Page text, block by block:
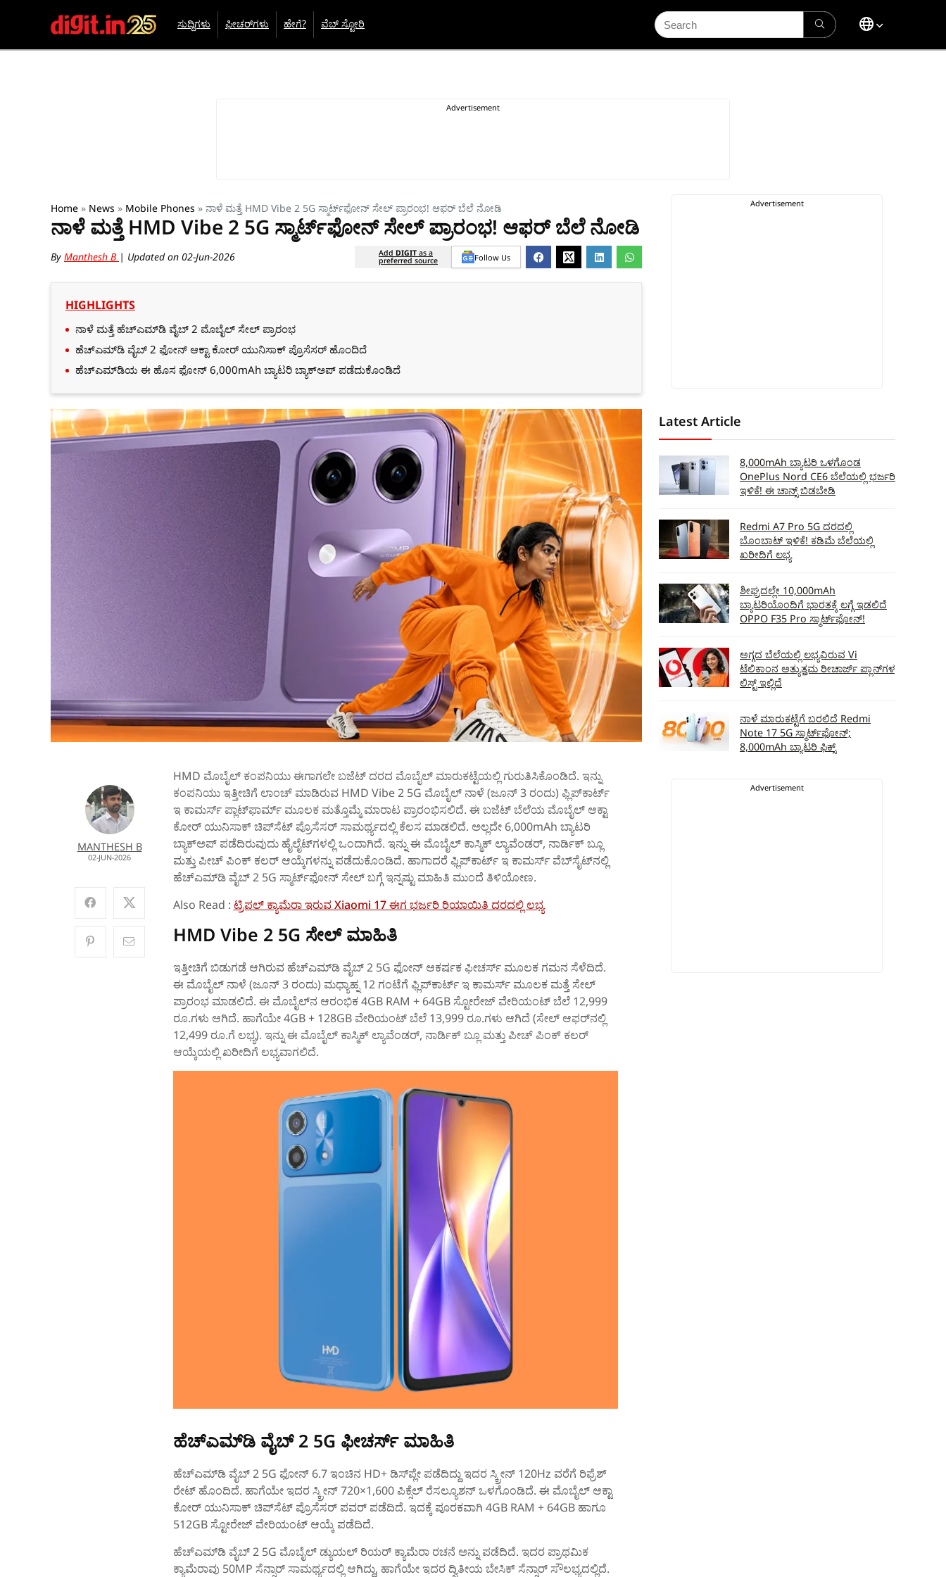
ಸುದ್ದಿಗಳು ಫೀಚರ್‌ಗಳು ಹೇಗೆ? ವೆಬ್ ಸ್ಟೋರಿ
Search
for:
Home » News » Mobile Phones » ನಾಳೆ ಮತ್ತೆ HMD Vibe 2 5G ಸ್ಮಾರ್ಟ್‌ಫೋನ್‌ ಸೇಲ್‌ ಪ್ರಾರಂಭ! ಆಫರ್‌ ಬೆಲೆ ನೋಡಿ
ನಾಳೆ ಮತ್ತೆ HMD Vibe 2 5G ಸ್ಮಾರ್ಟ್‌ಫೋನ್‌ ಸೇಲ್‌ ಪ್ರಾರಂಭ! ಆಫರ್‌ ಬೆಲೆ ನೋಡಿ
By Manthesh B | Updated on 02-Jun-2026 Add DIGIT as a
preferred source Follow Us
HIGHLIGHTS
ನಾಳೆ ಮತ್ತೆ ಹೆಚ್‌ಎಮ್‌ಡಿ ವೈಬ್‌ 2 ಮೊಬೈಲ್‌ ಸೇಲ್‌ ಪ್ರಾರಂಭ
ಹೆಚ್‌ಎಮ್‌ಡಿ ವೈಬ್‌ 2 ಫೋನ್‌ ಆಕ್ಟಾ ಕೋರ್ ಯುನಿಸಾಕ್ ಪ್ರೊಸೆಸರ್‌ ಹೊಂದಿದೆ
ಹೆಚ್‌ಎಮ್‌ಡಿಯ ಈ ಹೊಸ ಫೋನ್‌ 6,000mAh ಬ್ಯಾಟರಿ ಬ್ಯಾಕ್‌ಅಪ್‌ ಪಡೆದುಕೊಂಡಿದೆ
MANTHESH B
02-JUN-2026
HMD ಮೊಬೈಲ್‌ ಕಂಪನಿಯು ಈಗಾಗಲೇ ಬಜೆಟ್‌ ದರದ ಮೊಬೈಲ್‌ ಮಾರುಕಟ್ಟೆಯಲ್ಲಿ ಗುರುತಿಸಿಕೊಂಡಿದೆ. ಇನ್ನು
ಕಂಪನಿಯು ಇತ್ತೀಚಿಗೆ ಲಾಂಚ್ ಮಾಡಿರುವ HMD Vibe 2 5G ಮೊಬೈಲ್‌ ನಾಳೆ (ಜೂನ್‌ 3 ರಂದು) ಫ್ಲಿಪ್‌ಕಾರ್ಟ್‌
ಇ ಕಾಮರ್ಸ್‌ ಪ್ಲಾಟ್‌ಫಾರ್ಮ್‌ ಮೂಲಕ ಮತ್ತೊಮ್ಮೆ ಮಾರಾಟ ಪ್ರಾರಂಭಿಸಲಿದೆ. ಈ ಬಜೆಟ್‌ ಬೆಲೆಯ ಮೊಬೈಲ್‌ ಆಕ್ಟಾ
ಕೋರ್ ಯುನಿಸಾಕ್ ಚಿಪ್‌ಸೆಟ್ ಪ್ರೊಸೆಸರ್‌ ಸಾಮರ್ಥ್ಯದಲ್ಲಿ ಕೆಲಸ ಮಾಡಲಿದೆ. ಅಲ್ಲದೇ 6,000mAh ಬ್ಯಾಟರಿ
ಬ್ಯಾಕ್‌ಅಪ್‌ ಪಡೆದಿರುವುದು ಹೈಲೈಟ್‌ಗಳಲ್ಲಿ ಒಂದಾಗಿದೆ. ಇನ್ನು ಈ ಮೊಬೈಲ್‌ ಕಾಸ್ಮಿಕ್ ಲ್ಯಾವೆಂಡರ್, ನಾರ್ಡಿಕ್ ಬ್ಲೂ
ಮತ್ತು ಪೀಚ್ ಪಿಂಕ್ ಕಲರ್‌ ಆಯ್ಕೆಗಳನ್ನು ಪಡೆದುಕೊಂಡಿದೆ. ಹಾಗಾದರೆ ಫ್ಲಿಪ್‌ಕಾರ್ಟ್‌ ಇ ಕಾಮರ್ಸ್‌ ವೆಬ್‌ಸೈಟ್‌ನಲ್ಲಿ
ಹೆಚ್‌ಎಮ್‌ಡಿ ವೈಬ್‌ 2 5G ಸ್ಮಾರ್ಟ್‌ಫೋನ್‌ ಸೇಲ್‌ ಬಗ್ಗೆ ಇನ್ನಷ್ಟು ಮಾಹಿತಿ ಮುಂದೆ ತಿಳಿಯೋಣ.
Also Read : ಟ್ರಿಪಲ್‌ ಕ್ಯಾಮೆರಾ ಇರುವ Xiaomi 17 ಈಗ ಭರ್ಜರಿ ರಿಯಾಯಿತಿ ದರದಲ್ಲಿ ಲಭ್ಯ
HMD Vibe 2 5G ಸೇಲ್‌ ಮಾಹಿತಿ
ಇತ್ತೀಚಿಗೆ ಬಿಡುಗಡೆ ಆಗಿರುವ ಹೆಚ್‌ಎಮ್‌ಡಿ ವೈಬ್‌ 2 5G ಫೋನ್‌ ಆಕರ್ಷಕ ಫೀಚರ್ಸ್‌ ಮೂಲಕ ಗಮನ ಸೆಳೆದಿದೆ.
ಈ ಮೊಬೈಲ್‌ ನಾಳೆ (ಜೂನ್‌ 3 ರಂದು) ಮಧ್ಯಾಹ್ನ 12 ಗಂಟೆಗೆ ಫ್ಲಿಪ್‌ಕಾರ್ಟ್‌ ಇ ಕಾಮರ್ಸ್‌ ಮೂಲಕ ಮತ್ತೆ ಸೇಲ್‌
ಪ್ರಾರಂಭ ಮಾಡಲಿದೆ. ಈ ಮೊಬೈಲ್‌ನ ಆರಂಭಿಕ 4GB RAM + 64GB ಸ್ಟೋರೇಜ್ ವೇರಿಯಂಟ್‌ ಬೆಲೆ 12,999
ರೂ.ಗಳು ಆಗಿದೆ. ಹಾಗೆಯೇ 4GB + 128GB ವೇರಿಯಂಟ್‌ ಬೆಲೆ 13,999 ರೂ.ಗಳು ಆಗಿದೆ (ಸೇಲ್ ಆಫರ್‌ನಲ್ಲಿ
12,499 ರೂ.ಗೆ ಲಭ್ಯ). ಇನ್ನು ಈ ಮೊಬೈಲ್‌ ಕಾಸ್ಮಿಕ್ ಲ್ಯಾವೆಂಡರ್, ನಾರ್ಡಿಕ್ ಬ್ಲೂ ಮತ್ತು ಪೀಚ್ ಪಿಂಕ್ ಕಲರ್‌
ಆಯ್ಕೆಯಲ್ಲಿ ಖರೀದಿಗೆ ಲಭ್ಯವಾಗಲಿದೆ.
ಹೆಚ್‌ಎಮ್‌ಡಿ ವೈಬ್‌ 2 5G ಫೀಚರ್ಸ್‌ ಮಾಹಿತಿ
ಹೆಚ್‌ಎಮ್‌ಡಿ ವೈಬ್‌ 2 5G ಫೋನ್‌ 6.7 ಇಂಚಿನ HD+ ಡಿಸ್‌ಪ್ಲೇ ಪಡೆದಿದ್ದು ಇದರ ಸ್ಕ್ರೀನ್‌ 120Hz ವರೆಗೆ ರಿಫ್ರೆಶ್
ರೇಟ್ ಹೊಂದಿದೆ. ಹಾಗೆಯೇ ಇದರ ಸ್ಕ್ರೀನ್‌ 720×1,600 ಪಿಕ್ಸೆಲ್‌ ರೆಸಲ್ಯೂಶನ್‌ ಒಳಗೊಂಡಿದೆ. ಈ ಮೊಬೈಲ್‌ ಆಕ್ಟಾ
ಕೋರ್ ಯುನಿಸಾಕ್ ಚಿಪ್‌ಸೆಟ್ ಪ್ರೊಸೆಸರ್‌ ಪವರ್‌ ಪಡೆದಿದೆ. ಇದಕ್ಕೆ ಪೂರಕವಾಗಿ 4GB RAM + 64GB ಹಾಗೂ
512GB ಸ್ಟೋರೇಜ್‌ ವೇರಿಯಂಟ್‌ ಆಯ್ಕೆ ಪಡೆದಿದೆ.
ಹೆಚ್‌ಎಮ್‌ಡಿ ವೈಬ್‌ 2 5G ಮೊಬೈಲ್‌ ಡ್ಯುಯಲ್‌ ರಿಯರ್ ಕ್ಯಾಮೆರಾ ರಚನೆ ಅನ್ನು ಪಡೆದಿದೆ. ಇದರ ಪ್ರಾಥಮಿಕ
ಕ್ಯಾಮೆರಾವು 50MP ಸೆನ್ಸಾರ್‌ ಸಾಮರ್ಥ್ಯದಲ್ಲಿ ಆಗಿದ್ದು, ಹಾಗೆಯೇ ಇದರ ದ್ವಿತೀಯ ಬೇಸಿಕ್ ಸೆನ್ಸಾರ್‌ ಸೌಲಭ್ಯದಲ್ಲಿದೆ.
Latest Article
8,000mAh ಬ್ಯಾಟರಿ ಒಳಗೊಂಡ
OnePlus Nord CE6 ಬೆಲೆಯಲ್ಲಿ ಭರ್ಜರಿ
ಇಳಿಕೆ! ಈ ಚಾನ್ಸ್‌ ಬಿಡಬೇಡಿ
Redmi A7 Pro 5G ದರದಲ್ಲಿ
ಬೊಂಬಾಟ್‌ ಇಳಿಕೆ! ಕಡಿಮೆ ಬೆಲೆಯಲ್ಲಿ
ಖರೀದಿಗೆ ಲಭ್ಯ
ಶೀಘ್ರದಲ್ಲೇ 10,000mAh
ಬ್ಯಾಟರಿಯೊಂದಿಗೆ ಭಾರತಕ್ಕೆ ಲಗ್ಗೆ ಇಡಲಿದೆ
OPPO F35 Pro ಸ್ಮಾರ್ಟ್‌ಫೋನ್‌!
ಅಗ್ಗದ ಬೆಲೆಯಲ್ಲಿ ಲಭ್ಯವಿರುವ Vi
ಟೆಲಿಕಾಂನ ಅತ್ಯುತ್ತಮ ರೀಚಾರ್ಜ್‌ ಪ್ಲಾನ್‌ಗಳ
ಲಿಸ್ಟ್‌ ಇಲ್ಲಿದೆ
ನಾಳೆ ಮಾರುಕಟ್ಟೆಗೆ ಬರಲಿದೆ Redmi
Note 17 5G ಸ್ಮಾರ್ಟ್‌ಫೋನ್‌;
8,000mAh ಬ್ಯಾಟರಿ ಫಿಕ್ಸ್‌